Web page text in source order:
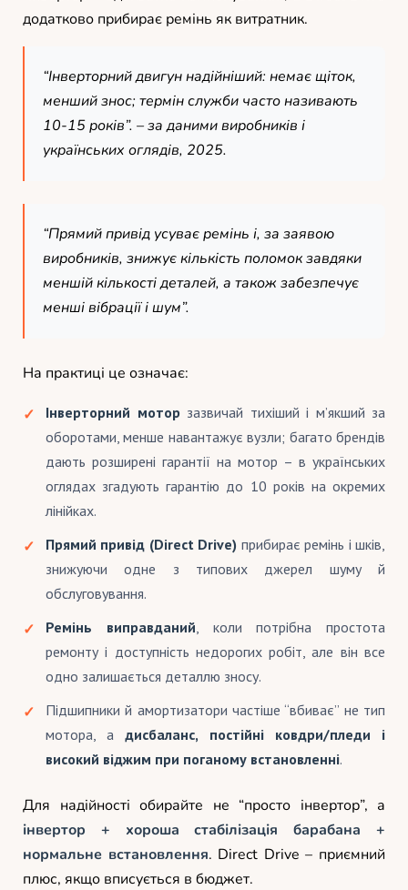
додатково прибирає ремінь як витратник.
“Інверторний двигун надійніший: немає щіток,
менший знос; термін служби часто називають
10-15 років”. – за даними виробників і
українських оглядів, 2025.
“Прямий привід усуває ремінь і, за заявою
виробників, знижує кількість поломок завдяки
меншій кількості деталей, а також забезпечує
менші вібрації і шум”.
На практиці це означає:
Інверторний моторзазвичай тихіший і м’якший за
оборотами, менше навантажує вузли; багато брендів
дають розширені гарантії на мотор – в українських
оглядах згадують гарантію до 10 років на окремих
лінійках.
Прямий привід (Direct Drive) прибирає ремінь і шків,
знижуючи одне з типових джерел шуму й
обслуговування.
Ремінь виправданий , коли потрібна простота
ремонту і доступність недорогих робіт, але він все
одно залишається деталлю зносу.
Підшипники й амортизатори частіше “вбиває” не тип
мотора, адисбаланс, постійні ковдри/пледи і
високий віджим при поганому встановленні.
Для надійності обирайте не “просто інвертор”, а
інвертор + хороша стабілізація барабана +
нормальне встановлення. Direct Drive – приємний
плюс, якщо вписується в бюджет.